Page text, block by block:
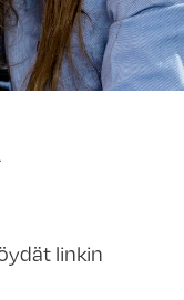
linkin